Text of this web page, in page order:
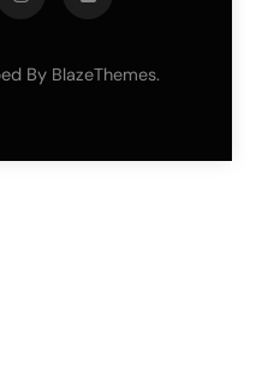
By BlazeThemes.